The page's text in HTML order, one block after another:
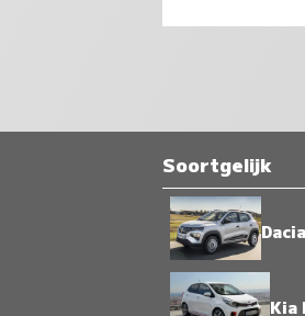
Soortgelijk
Kia